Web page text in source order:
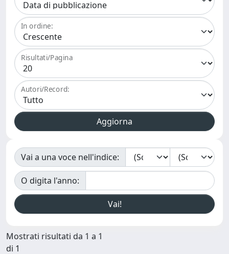
In ordine:
Risultati/Pagina
Autori/Record:
Vai a una voce nell'indice:
O digita l'anno:
Mostrati risultati da 1 a 1
di 1